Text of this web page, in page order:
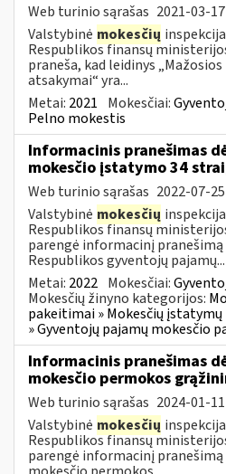
Web turinio sąrašas 2021-03-17
Valstybinė mokesčių
Respublikos finansų
praneša, kad leidinys
atsakymai“ yra...
Metai: 2021 Mokesčiai:
Pelno mokestis
Informacinis pranešimas
mokesčio įstatymo 34
Web turinio sąrašas 2022-07-25
Valstybinė mokesčių
Respublikos finansų
parengė informacinį pranešimą
Respublikos gyventojų pajamų...
Metai: 2022 Mokesčiai:
Mokesčių žinyno kategorijos:
pakeitimai » Mokesčių
» Gyventojų pajamų mokesčio
Informacinis pranešimas
mokesčio permokos
Web turinio sąrašas 2024-01-11
Valstybinė mokesčių
Respublikos finansų
parengė informacinį